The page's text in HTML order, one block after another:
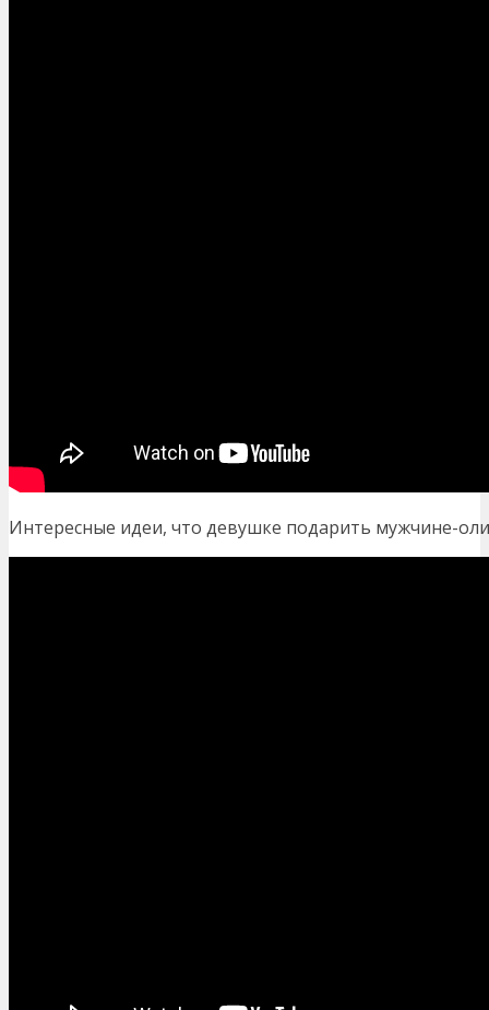
Интересные идеи, что девушке подарить мужчине-